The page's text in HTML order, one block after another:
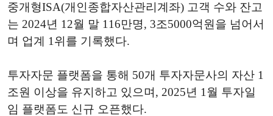
중개형ISA(개인종합자산관리계좌) 고객 수와 잔고
는 2024년 12월 말 116만명, 3조5000억원을 넘어서
며 업계 1위를 기록했다.
투자자문 플랫폼을 통해 50개 투자자문사의 자산 1
조원 이상을 유지하고 있으며, 2025년 1월 투자일
임 플랫폼도 신규 오픈했다.